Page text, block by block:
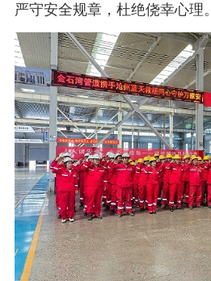
严守安全规章，杜绝侥幸心理。